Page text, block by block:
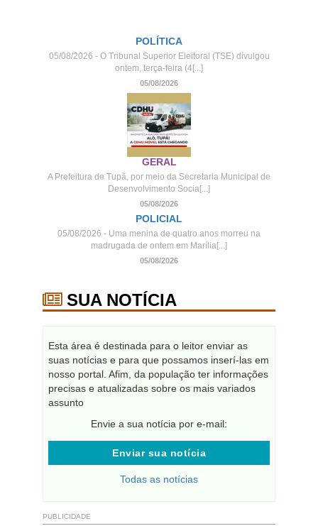
POLÍTICA
05/08/2026 - O Tribunal Superior Eleitoral (TSE) divulgou
ontem, terça-feira (4[...]
05/08/2026
GERAL
A Prefeitura de Tupã, por meio da Secretaria Municipal de
Desenvolvimento Socia[...]
05/08/2026
POLICIAL
05/08/2026 - Uma menina de quatro anos morreu na
madrugada de ontem em Marília[...]
05/08/2026
SUA NOTÍCIA
Esta área é destinada para o leitor enviar as
suas notícias e para que possamos inserí-las em
nosso portal. Afim, da população ter informações
precisas e atualizadas sobre os mais variados
assunto
Envie a sua notícia por e-mail:
Enviar sua notícia
Todas as notícias
PUBLICIDADE